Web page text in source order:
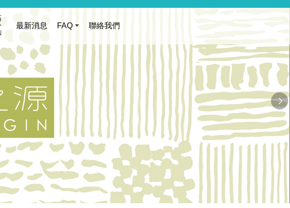
最新消息 FAQ 聯絡我們